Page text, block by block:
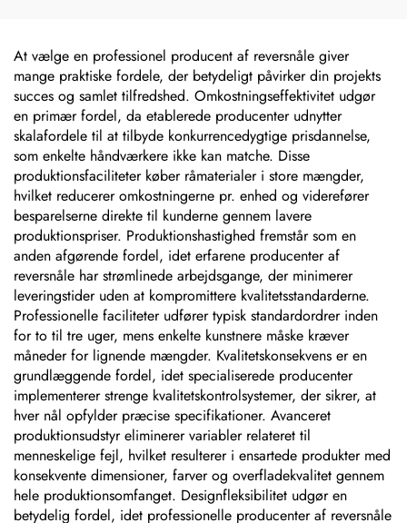
anodiserede aluminiums-
navneskilte, etiket
At vælge en professionel producent af reversnåle giver
mange praktiske fordele, der betydeligt påvirker din projekts
succes og samlet tilfredshed. Omkostningseffektivitet udgør
en primær fordel, da etablerede producenter udnytter
skalafordele til at tilbyde konkurrencedygtige prisdannelse,
som enkelte håndværkere ikke kan matche. Disse
produktionsfaciliteter køber råmaterialer i store mængder,
hvilket reducerer omkostningerne pr. enhed og viderefører
besparelserne direkte til kunderne gennem lavere
produktionspriser. Produktionshastighed fremstår som en
anden afgørende fordel, idet erfarene producenter af
reversnåle har strømlinede arbejdsgange, der minimerer
leveringstider uden at kompromittere kvalitetsstandarderne.
Professionelle faciliteter udfører typisk standardordrer inden
for to til tre uger, mens enkelte kunstnere måske kræver
måneder for lignende mængder. Kvalitetskonsekvens er en
grundlæggende fordel, idet specialiserede producenter
implementerer strenge kvalitetskontrolsystemer, der sikrer, at
hver nål opfylder præcise specifikationer. Avanceret
produktionsudstyr eliminerer variabler relateret til
menneskelige fejl, hvilket resulterer i ensartede produkter med
konsekvente dimensioner, farver og overfladekvalitet gennem
hele produktionsomfanget. Designfleksibilitet udgør en
betydelig fordel, idet professionelle producenter af reversnåle